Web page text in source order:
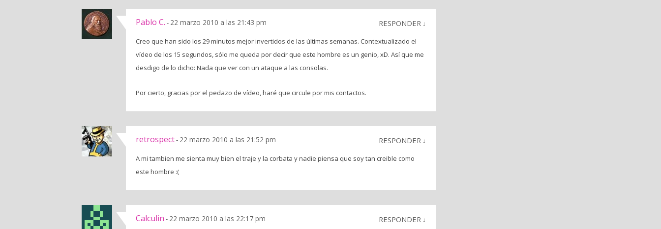
Pablo C. - 22 marzo 2010 a las 21:43 pm RESPONDER ↓
Creo que han sido los 29 minutos mejor invertidos de las últimas semanas. Contextualizado el
vídeo de los 15 segundos, sólo me queda por decir que este hombre es un genio, xD. Así que me
desdigo de lo dicho: Nada que ver con un ataque a las consolas.
Por cierto, gracias por el pedazo de vídeo, haré que circule por mis contactos.
retrospect- 22 marzo 2010 a las 21:52 pm RESPONDER ↓
A mi tambien me sienta muy bien el traje y la corbata y nadie piensa que soy tan creible como
este hombre :(
Calculin - 22 marzo 2010 a las 22:17 pm RESPONDER ↓